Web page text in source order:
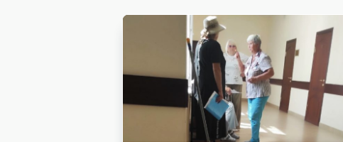
screen-
reader-
text">Page</span>